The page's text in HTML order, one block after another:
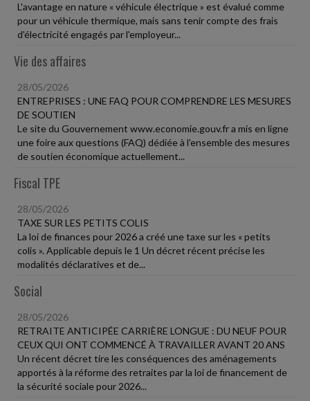
L'avantage en nature « véhicule électrique » est évalué comme
pour un véhicule thermique, mais sans tenir compte des frais
d'électricité engagés par l'employeur...
Vie des affaires
28/05/2026
ENTREPRISES : UNE FAQ POUR COMPRENDRE LES MESURES
DE SOUTIEN
Le site du Gouvernement www.economie.gouv.fr a mis en ligne
une foire aux questions (FAQ) dédiée à l'ensemble des mesures
de soutien économique actuellement...
Fiscal TPE
28/05/2026
TAXE SUR LES PETITS COLIS
La loi de finances pour 2026 a créé une taxe sur les « petits
colis ». Applicable depuis le 1 Un décret récent précise les
modalités déclaratives et de...
Social
28/05/2026
RETRAITE ANTICIPÉE CARRIÈRE LONGUE : DU NEUF POUR
CEUX QUI ONT COMMENCÉ À TRAVAILLER AVANT 20 ANS
Un récent décret tire les conséquences des aménagements
apportés à la réforme des retraites par la loi de financement de
la sécurité sociale pour 2026...